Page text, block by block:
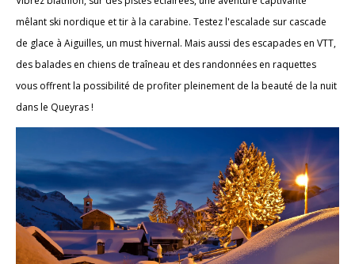
mêlant ski nordique et tir à la carabine. Testez l'escalade sur cascade
de glace à Aiguilles, un must hivernal. Mais aussi des escapades en VTT,
des balades en chiens de traîneau et des randonnées en raquettes
vous offrent la possibilité de profiter pleinement de la beauté de la nuit
dans le Queyras !